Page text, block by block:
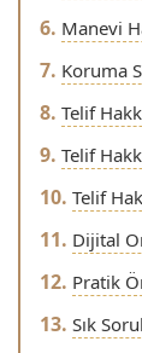
Manevi
Koruma
Telif
Telif
Telif
Dijital
Pratik
Sık